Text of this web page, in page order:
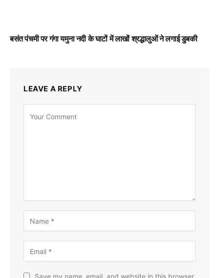
बसंत पंचमी पर गंगा यमुना नदी के घाटों में लाखों श्रद्धालुओं ने लगाई डुबकी
LEAVE A REPLY